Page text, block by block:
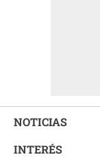
NOTICIAS
INTERÉS